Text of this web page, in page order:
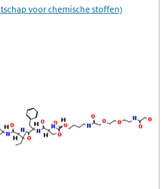
voor chemische stoffen)
in een nieuw tabblad)